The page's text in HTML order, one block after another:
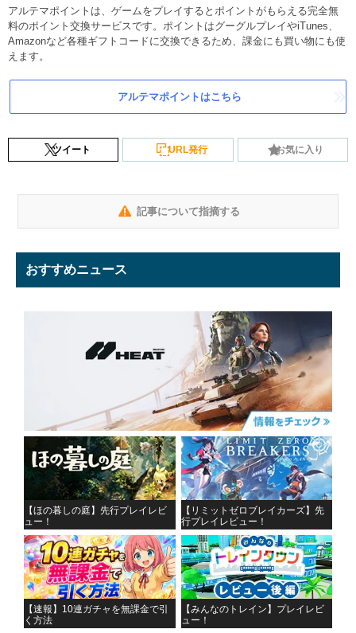
アルテマポイントは、ゲームをプレイするとポイントがもらえる完全無
料のポイント交換サービスです。ポイントはグーグルプレイやiTunes、
Amazonなど各種ギフトコードに交換できるため、課金にも買い物にも使
えます。
アルテマポイントはこちら
ツイート URL発行 お気に入り
記事について指摘する
おすすめニュース
【ほの暮しの庭】先行プレイレビ
ュー！
【リミットゼロブレイカーズ】先
行プレイレビュー！
【速報】10連ガチャを無課金で引
く方法
【みんなのトレイン】プレイレビ
ュー！